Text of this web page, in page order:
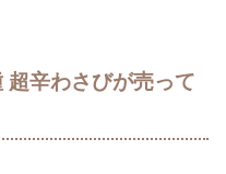
超辛わさびが売って